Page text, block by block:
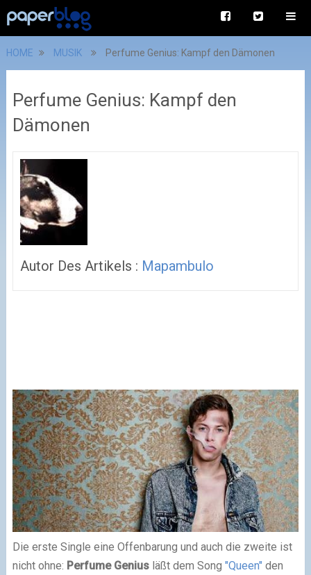
HOME MUSIK Perfume Genius: Kampf den Dämonen
Perfume Genius: Kampf den
Dämonen
Autor Des Artikels : Mapambulo
Die erste Single eine Offenbarung und auch die zweite ist
nicht ohne: Perfume Geniusläßt dem Song "Queen" den